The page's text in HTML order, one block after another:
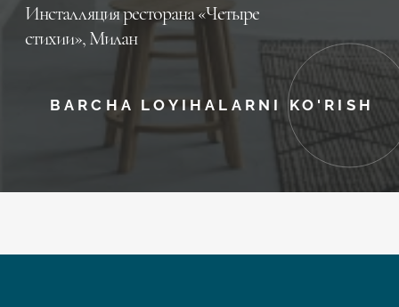
Инсталляция ресторана «Четыре
стихии», Милан
BARCHA LOYIHALARNI KO'RISH